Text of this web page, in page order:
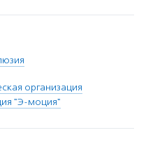
организация
"Э-моция"